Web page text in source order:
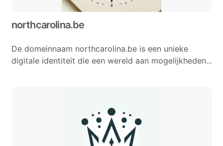
northcarolina.be
De domeinnaam northcarolina.be is een unieke
digitale identiteit die een wereld aan mogelijkheden...